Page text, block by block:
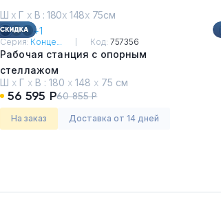
Ш х Г х В : 180х 148х 75см
+1
Серия: Конце... Код: 757356
Рабочая станция с опорным
стеллажом
Дуб Мали - Белый
Ш х Г х В : 180 х 148 х 75 см
56 595 Р60 855 Р
На заказ Доставка от 14 дней